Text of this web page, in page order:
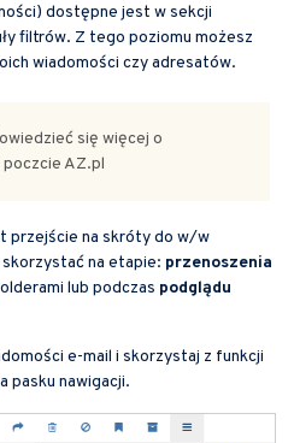
dostępne jest w sekcji
filtrów. Z tego poziomu możesz
wiadomości czy adresatów.
się więcej o
poczcie AZ.pl
przejście na skróty do w/w
na etapie: przenoszenia
lub podczas podglądu
e-mail i skorzystaj z funkcji
pasku nawigacji.